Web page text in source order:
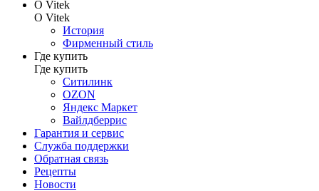
О Vitek
О Vitek
История
Фирменный стиль
Где купить
Где купить
Ситилинк
OZON
Яндекс Маркет
Вайлдберрис
Гарантия и сервис
Служба поддержки
Обратная связь
Рецепты
Новости